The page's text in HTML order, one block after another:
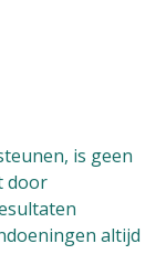
is geen
door
altijd